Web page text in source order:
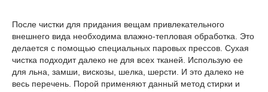
После чистки для придания вещам привлекательного
внешнего вида необходима влажно-тепловая обработка. Это
делается с помощью специальных паровых прессов. Сухая
чистка подходит далеко не для всех тканей. Использую ее
для льна, замши, вискозы, шелка, шерсти. И это далеко не
весь перечень. Порой применяют данный метод стирки и